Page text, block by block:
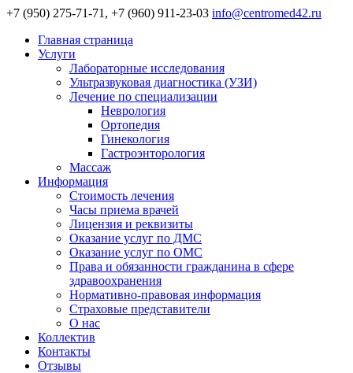
+7 (950) 275-71-71, +7 (960) 911-23-03 info@centromed42.ru
Главная страница
Услуги
Лабораторные исследования
Ультразвуковая диагностика (УЗИ)
Лечение по специализации
Неврология
Ортопедия
Гинекология
Гастроэнторология
Массаж
Информация
Стоимость лечения
Часы приема врачей
Лицензия и реквизиты
Оказание услуг по ДМС
Оказание услуг по ОМС
Права и обязанности гражданина в сфере
здравоохранения
Нормативно-правовая информация
Страховые представители
О нас
Коллектив
Контакты
Отзывы